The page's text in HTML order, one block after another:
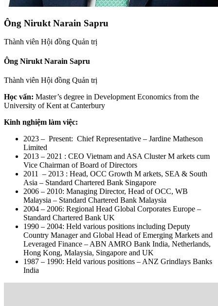
Ông Nirukt Narain Sapru
Thành viên Hội đồng Quản trị
Ông Nirukt Narain Sapru
Thành viên Hội đồng Quản trị
Học vấn: Master’s degree in Development Economics from the
University of Kent at Canterbury
Kinh nghiệm làm việc:
2023 – Present: Chief Representative – Jardine Matheson
Limited
2013 – 2021 : CEO Vietnam and ASA Cluster M arkets cum
Vice Chairman of Board of Directors
2011 – 2013 : Head, OCC Growth M arkets, SEA & South
Asia – Standard Chartered Bank Singapore
2006 – 2010: Managing Director, Head of OCC, WB
Malaysia – Standard Chartered Bank Malaysia
2004 – 2006: Regional Head Global Corporates Europe –
Standard Chartered Bank UK
1990 – 2004: Held various positions including Deputy
Country Manager and Global Head of Emerging Markets and
Leveraged Finance – ABN AMRO Bank India, Netherlands,
Hong Kong, Malaysia, Singapore and UK
1987 – 1990: Held various positions – ANZ Grindlays Banks
India